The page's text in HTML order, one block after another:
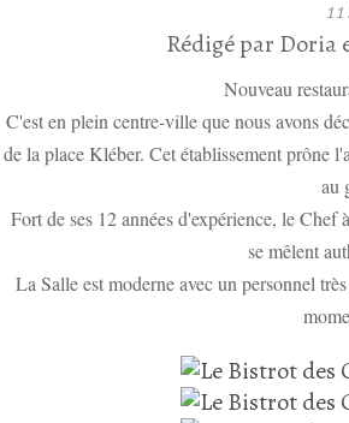
11
Rédigé par Doria
Nouveau
C'est en plein centre-ville que nous avons
de la place Kléber. Cet établissement prône
au
Fort de ses 12 années d'expérience, le
se mêlent
La Salle est moderne avec un personnel